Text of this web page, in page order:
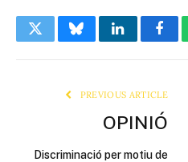
TwitterBlueskyLinkedIn
PREVIOUS ARTICLE
OPINIÓ
Discriminació per motiu de